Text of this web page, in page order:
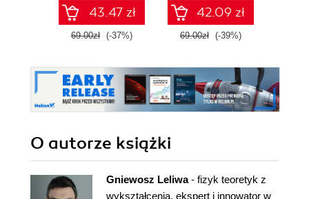
43.47 zł
69.00zł (-37%)
42.09 zł
69.00zł (-39%)
O autorze książki
Gniewosz Leliwa- fizyk teoretyk z
wykształcenia, ekspert i innowator w